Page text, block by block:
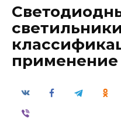
применение